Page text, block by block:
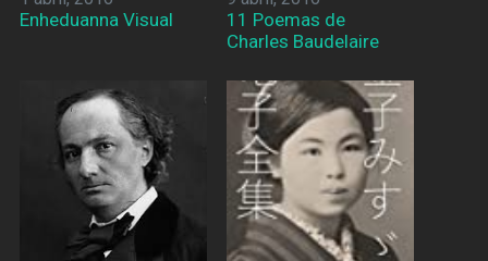
Enheduanna Visual
11 Poemas de
Charles Baudelaire